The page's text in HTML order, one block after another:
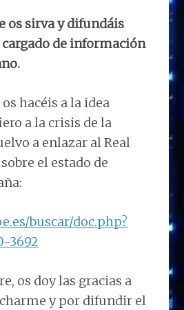
os sirva y difundáis
de información
hacéis a la idea
a la crisis de la
a enlazar al Real
el estado de
buscar/doc.php?
3692
os doy las gracias a
y por difundir el